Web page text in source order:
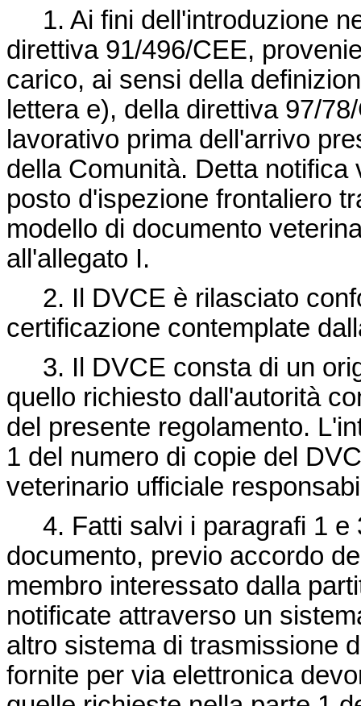
1. Ai fini dell'introduzione
direttiva 91/496/CEE,
carico, ai sensi della
lettera e), della direttiva 97/
lavorativo prima dell'arrivo
della Comunità. Detta
posto d'ispezione frontaliero
modello di documento
all'allegato I.
2. Il DVCE è rilasciato
certificazione contemplate
3. Il DVCE consta di un
quello richiesto dall'autorità
del presente regolamento.
1 del numero di copie del
veterinario ufficiale
4. Fatti salvi i paragrafi 1 e
documento, previo accordo
membro interessato dalla
notificate attraverso un
altro sistema di trasmissione
fornite per via elettronica